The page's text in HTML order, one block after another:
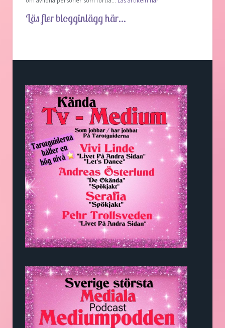
Läs fler blogginlägg här...